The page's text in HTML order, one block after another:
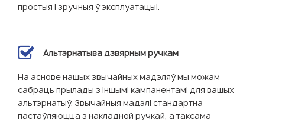
простыя і зручныя ў эксплуатацыі.
Альтэрнатыва дзвярным ручкам
На аснове нашых звычайных мадэляў мы можам
сабраць прылады з іншымі кампанентамі для вашых
альтэрнатыў. Звычайныя мадэлі стандартна
пастаўляюцца з накладной ручкай, а таксама